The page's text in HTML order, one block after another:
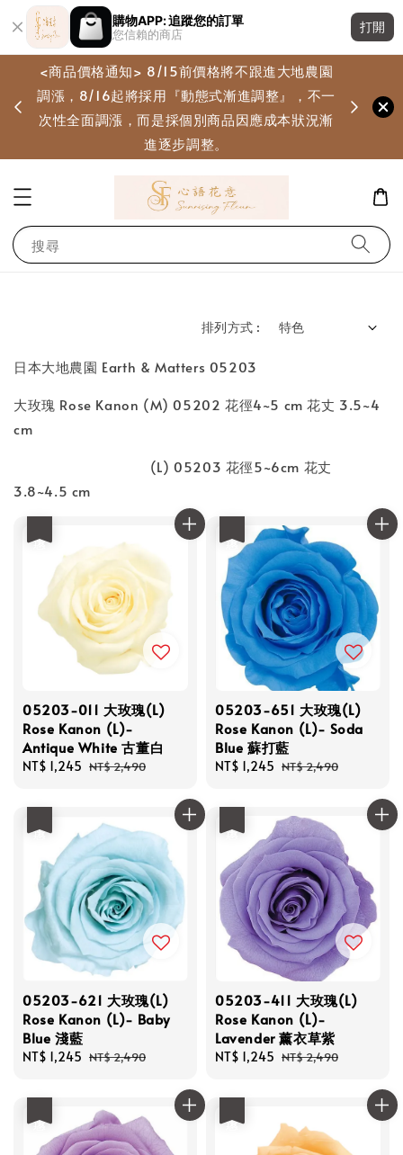
購物APP: 追蹤您的訂單
您信賴的商店
打開
<商品價格通知> 8/15前價格將不跟進大地農園
調漲，8/16起將採用『動態式漸進調整』，不一
次性全面調漲，而是採個別商品因應成本狀況漸
進逐步調整。
搜尋
排列方式 :
日本大地農園 Earth & Matters 05203
大玫瑰 Rose Kanon (M) 05202 花徑4~5 cm 花丈 3.5~4
cm
(L) 05203 花徑5~6cm 花丈
3.8~4.5 cm
05203-011 大玫瑰(L)
Rose Kanon (L)-
Antique White 古董白
Sale
NT$ 1,245 Regular
NT$ 2,490
05203-651 大玫瑰(L)
Rose Kanon (L)- Soda
Blue 蘇打藍
Sale
NT$ 1,245 Regular
NT$ 2,490
05203-621 大玫瑰(L)
Rose Kanon (L)- Baby
Blue 淺藍
Sale
NT$ 1,245 Regular
NT$ 2,490
05203-411 大玫瑰(L)
Rose Kanon (L)-
Lavender 薰衣草紫
Sale
NT$ 1,245 Regular
NT$ 2,490